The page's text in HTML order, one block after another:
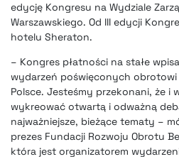
edycję Kongresu na Wydziale
Warszawskiego. Od III edycji
hotelu Sheraton.
– Kongres płatności na stałe
wydarzeń poświęconych
Polsce. Jesteśmy przekonani, że i
wykreować otwartą i odważną
najważniejsze, bieżące tematy –
prezes Fundacji Rozwoju Obrotu
która jest organizatorem